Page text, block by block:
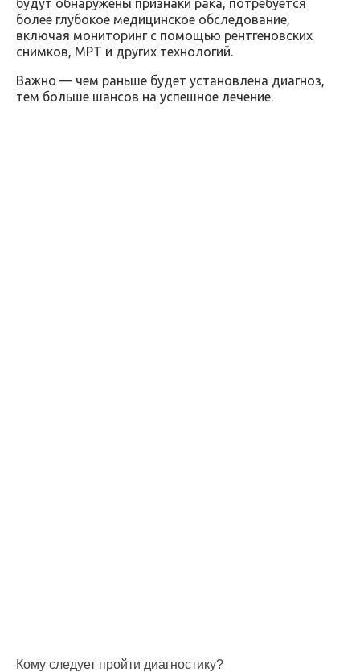
будут обнаружены признаки рака, потребуется
более глубокое медицинское обследование,
включая мониторинг с помощью рентгеновских
снимков, МРТ и других технологий.
Важно — чем раньше будет установлена диагноз,
тем больше шансов на успешное лечение.
Кому следует пройти диагностику?